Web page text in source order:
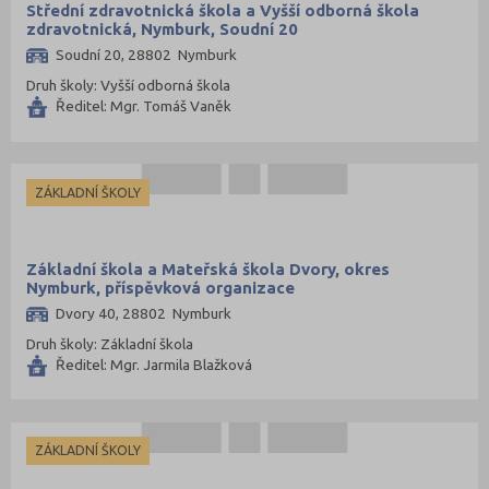
Střední zdravotnická škola a Vyšší odborná škola
zdravotnická, Nymburk, Soudní 20
Soudní 20, 28802 Nymburk
Druh školy: Vyšší odborná škola
Ředitel: Mgr. Tomáš Vaněk
ZÁKLADNÍ ŠKOLY
Základní škola a Mateřská škola Dvory, okres
Nymburk, příspěvková organizace
Dvory 40, 28802 Nymburk
Druh školy: Základní škola
Ředitel: Mgr. Jarmila Blažková
ZÁKLADNÍ ŠKOLY